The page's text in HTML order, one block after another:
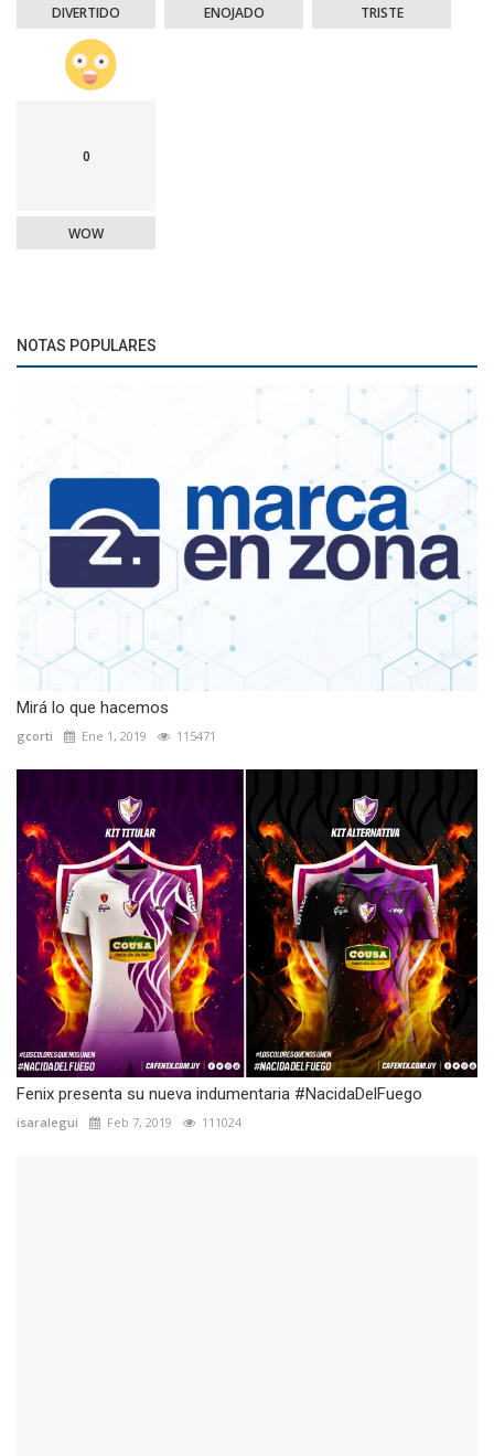
DIVERTIDO ENOJADO TRISTE
0
WOW
NOTAS POPULARES
Mirá lo que hacemos
gcorti Ene 1, 2019 115471
Fenix presenta su nueva indumentaria #NacidaDelFuego
isaralegui Feb 7, 2019 111024